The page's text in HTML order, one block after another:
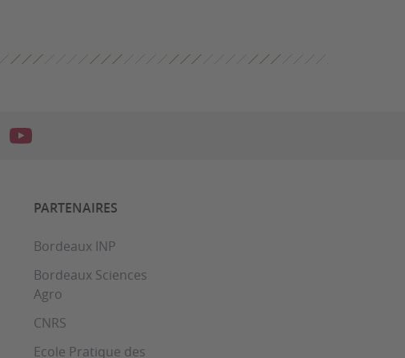
PARTENAIRES
Bordeaux INP
Bordeaux Sciences
Agro
CNRS
Ecole Pratique des